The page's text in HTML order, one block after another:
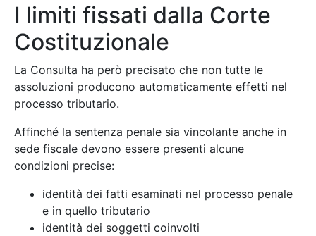
I limiti fissati dalla Corte
Costituzionale
La Consulta ha però precisato che non tutte le
assoluzioni producono automaticamente effetti nel
processo tributario.
Affinché la sentenza penale sia vincolante anche in
sede fiscale devono essere presenti alcune
condizioni precise:
identità dei fatti esaminati nel processo penale
e in quello tributario
identità dei soggetti coinvolti